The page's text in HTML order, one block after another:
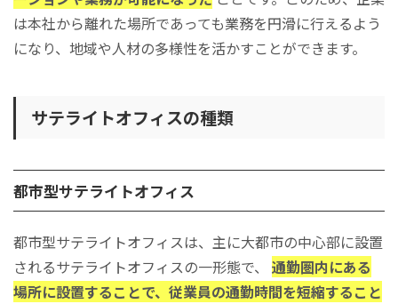
は本社から離れた場所であっても業務を円滑に行えるよう
になり、地域や人材の多様性を活かすことができます。
サテライトオフィスの種類
都市型サテライトオフィス
都市型サテライトオフィスは、主に大都市の中心部に設置
されるサテライトオフィスの一形態で、 通勤圏内にある
場所に設置することで、従業員の通勤時間を短縮すること